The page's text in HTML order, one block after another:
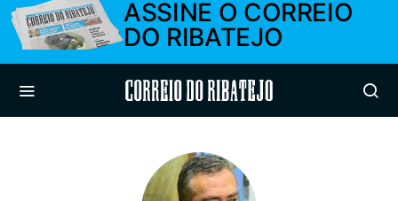
ASSINE O CORREIO
DO RIBATEJO
Correio do Ribatejo